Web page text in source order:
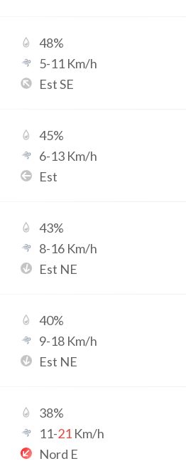
48%
5-11 Km/h
Est SE
45%
6-13 Km/h
Est
43%
8-16 Km/h
Est NE
40%
9-18 Km/h
Est NE
38%
11-21 Km/h
Nord E